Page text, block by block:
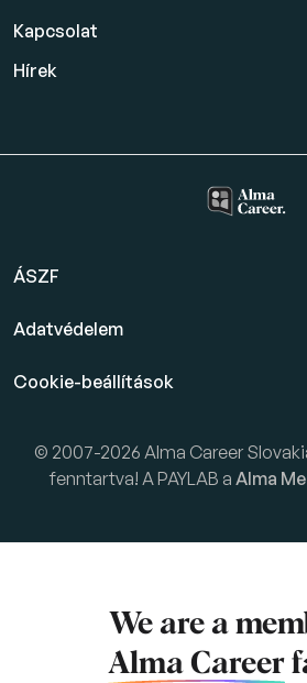
Kapcsolat
Hírek
ÁSZF
Adatvédelem
Cookie-beállítások
© 2007-2026 Alma Career
fenntartva! A PAYLAB a Alma
We are a
Alma Career